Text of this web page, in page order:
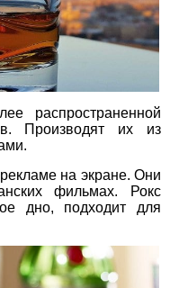
распространенной
Производят их из
на экране. Они
фильмах. Рокс
дно, подходит для